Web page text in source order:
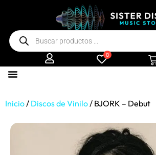
0
Inicio/ Discos de Vinilo/ BJORK – Debut